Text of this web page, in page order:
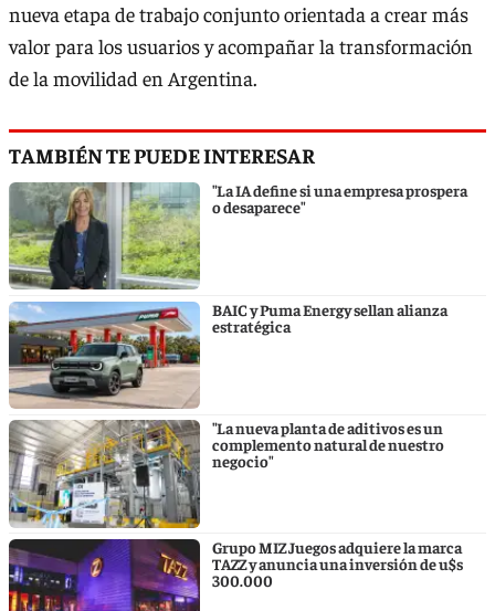
nueva etapa de trabajo conjunto orientada a crear más
valor para los usuarios y acompañar la transformación
de la movilidad en Argentina.
TAMBIÉN TE PUEDE INTERESAR
"La IA define si una empresa prospera
o desaparece"
BAIC y Puma Energy sellan alianza
estratégica
"La nueva planta de aditivos es un
complemento natural de nuestro
negocio"
Grupo MIZ Juegos adquiere la marca
TAZZ y anuncia una inversión de u$s
300.000